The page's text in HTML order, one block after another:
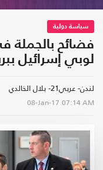
سياسة دولية
فضائح بالجملة
لوبي إسرائيل
لندن- عربي21- بلال الخالدي
08-Jan-17 07:14 AM